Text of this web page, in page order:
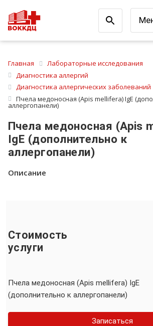
Главная
Лабораторные исследования
Диагностика аллергий
Диагностика аллергических заболеваний
Пчела медоносная (Apis mellifera) IgE
аллергопанели)
Пчела медоносная (Apis
IgE (дополнительно к
аллергопанели)
Описание
Стоимость
услуги
Пчела медоносная (Apis mellifera) IgE
(дополнительно к аллергопанели)
Записаться